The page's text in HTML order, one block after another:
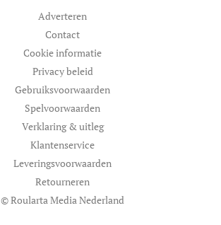
Adverteren
Contact
Cookie informatie
Privacy beleid
Gebruiksvoorwaarden
Spelvoorwaarden
Verklaring & uitleg
Klantenservice
Leveringsvoorwaarden
Retourneren
© Roularta Media Nederland